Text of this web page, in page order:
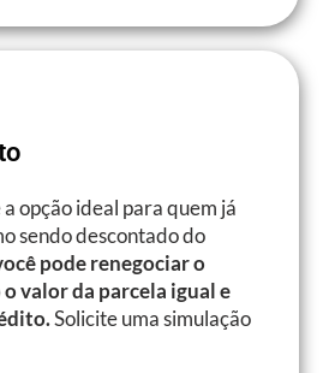
opção ideal para quem já
sendo descontado do
pode renegociar o
valor da parcela igual e
Solicite uma simulação